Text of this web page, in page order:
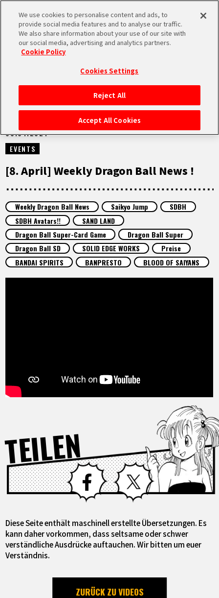
MEN
STARTSEITE
NEUES
HIGHLIGHTS
VIDEOS
SPECIALS
INFOS
VIDEOS
08.04.2024
EVENTS
[8. April] Weekly Dragon Ball News !
Weekly Dragon Ball News Saikyo Jump
SDBH
SDBH Avatars!!
SAND LAND
Dragon Ball Super-Card Game
Dragon Ball Super
Dragon Ball SD
SOLID EDGE WORKS
Preise
BANDAI SPIRITS
BANPRESTO BLOOD OF SAIYANS
TEILEN Facebook X
Diese Seite enthält maschinell erstellte Übersetzungen. Es
kann daher vorkommen, dass seltsame oder schwer
verständliche Ausdrücke auftauchen. Wir bitten um euer
Verständnis.
ZURÜCK ZU VIDEOS
We use cookies to personalise content and ads, to
provide social media features and to analyse our traffic.
We also share information about your use of our site with
our social media, advertising and analytics partners.
Cookie Policy
Cookies Settings
Reject All
Accept All Cookies